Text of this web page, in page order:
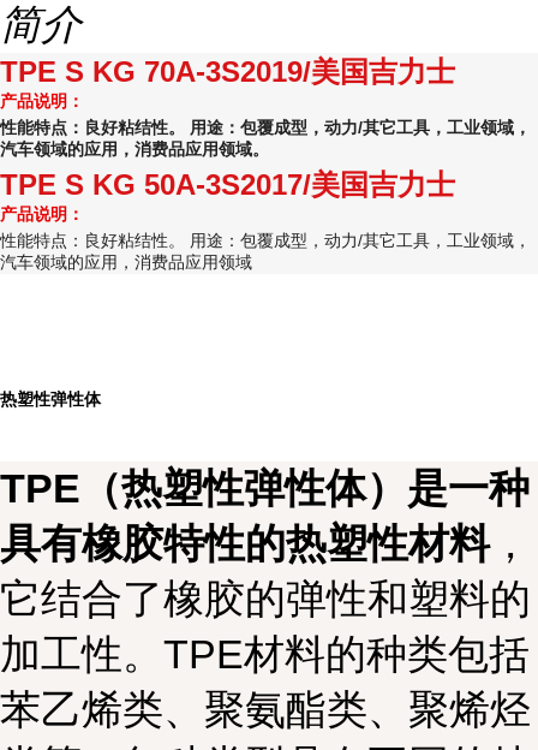
简介
TPE S KG 70A-3S2019/美国吉力士
产品说明：
性能特点：良好粘结性。 用途：包覆成型，动力/其它工具，工业领域，
汽车领域的应用，消费品应用领域。
TPE S KG 50A-3S2017/美国吉力士
产品说明：
性能特点：良好粘结性。 用途：包覆成型，动力/其它工具，工业领域，
汽车领域的应用，消费品应用领域
热塑性弹性体
TPE（热塑性弹性体）是一种
具有橡胶特性的热塑性材料，
它结合了橡胶的弹性和塑料的
加工性。TPE材料的种类包括
苯乙烯类、聚氨酯类、聚烯烃